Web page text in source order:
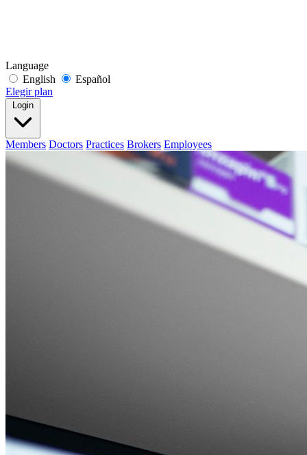
Language
English
Español
Elegir plan
Login
Members Doctors Practices Brokers Employees